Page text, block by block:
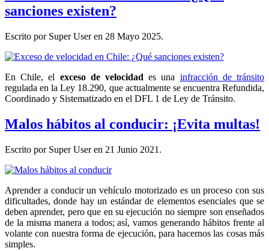
sanciones existen?
Escrito por Super User en 28 Mayo 2025.
En Chile, el exceso de velocidad es una infracción de tránsito
regulada en la Ley 18.290, que actualmente se encuentra Refundida,
Coordinado y Sistematizado en el DFL 1 de Ley de Tránsito.
Malos hábitos al conducir: ¡Evita multas!
Escrito por Super User en 21 Junio 2021 .
Aprender a conducir un vehículo motorizado es un proceso con sus
dificultades, donde hay un estándar de elementos esenciales que se
deben aprender, pero que en su ejecución no siempre son enseñados
de la misma manera a todos; así, vamos generando hábitos frente al
volante con nuestra forma de ejecución, para hacernos las cosas más
simples.